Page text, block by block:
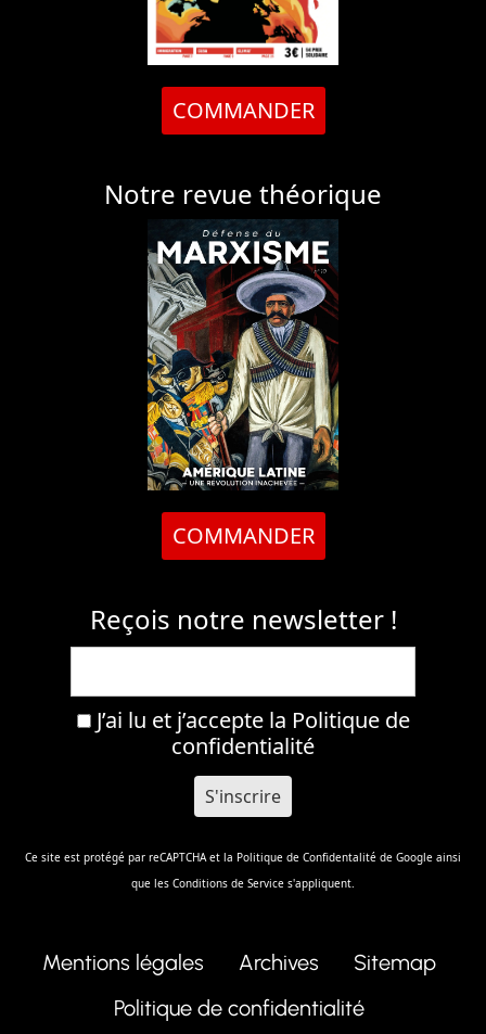
COMMANDER
Notre revue théorique
COMMANDER
Reçois notre newsletter !
J’ai lu et j’accepte la Politique de
confidentialité
Ce site est protégé par reCAPTCHA et la Politique de Confidentalité de Google ainsi
que les Conditions de Service s'appliquent.
Mentions légales Archives
Sitemap
Politique de confidentialité